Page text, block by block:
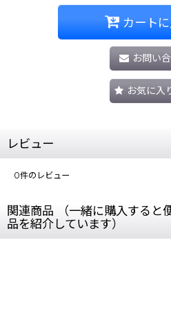
カート
お問い
お気に入
レビュー
0件のレビュー
関連商品 （一緒に購入すると
品を紹介しています）